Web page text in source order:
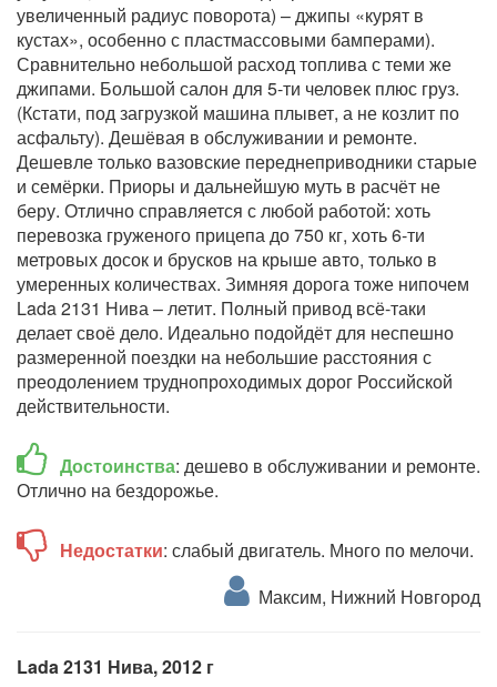
увеличенный радиус поворота) – джипы «курят в
кустах», особенно с пластмассовыми бамперами).
Сравнительно небольшой расход топлива с теми же
джипами. Большой салон для 5-ти человек плюс груз.
(Кстати, под загрузкой машина плывет, а не козлит по
асфальту). Дешёвая в обслуживании и ремонте.
Дешевле только вазовские переднеприводники старые
и семёрки. Приоры и дальнейшую муть в расчёт не
беру. Отлично справляется с любой работой: хоть
перевозка груженого прицепа до 750 кг, хоть 6-ти
метровых досок и брусков на крыше авто, только в
умеренных количествах. Зимняя дорога тоже нипочем
Lada 2131 Нива – летит. Полный привод всё-таки
делает своё дело. Идеально подойдёт для неспешно
размеренной поездки на небольшие расстояния с
преодолением труднопроходимых дорог Российской
действительности.
Достоинства: дешево в обслуживании и ремонте.
Отлично на бездорожье.
Недостатки: слабый двигатель. Много по мелочи.
Максим, Нижний Новгород
Lada 2131 Нива, 2012 г